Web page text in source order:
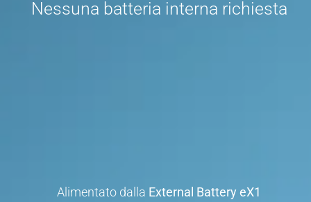
Nessuna batteria interna richiesta
Alimentato dalla External Battery eX1